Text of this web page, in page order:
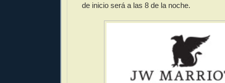
de inicio será a las 8 de la noche.